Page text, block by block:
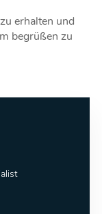
erhalten und
begrüßen zu